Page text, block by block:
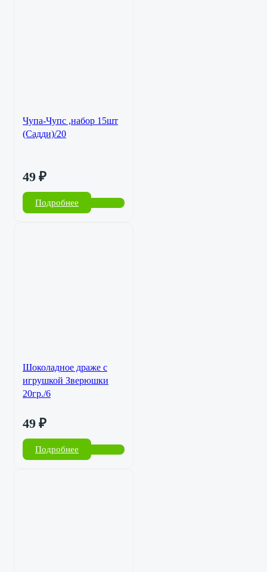
Чупа-Чупс ,набор 15шт
(Садди)/20
49 ₽
Подробнее
Шоколадное драже с
игрушкой Зверюшки
20гр./6
49 ₽
Подробнее